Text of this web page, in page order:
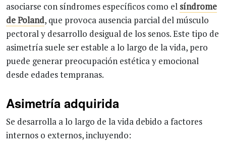
asociarse con síndromes específicos como el síndrome
de Poland, que provoca ausencia parcial del músculo
pectoral y desarrollo desigual de los senos. Este tipo de
asimetría suele ser estable a lo largo de la vida, pero
puede generar preocupación estética y emocional
desde edades tempranas.
Asimetría adquirida
Se desarrolla a lo largo de la vida debido a factores
internos o externos, incluyendo: